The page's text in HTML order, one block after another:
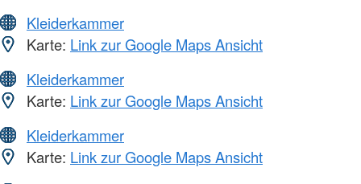
Kleiderkammer
Karte: Link zur Google Maps Ansicht
Kleiderkammer
Karte: Link zur Google Maps Ansicht
Kleiderkammer
Karte: Link zur Google Maps Ansicht